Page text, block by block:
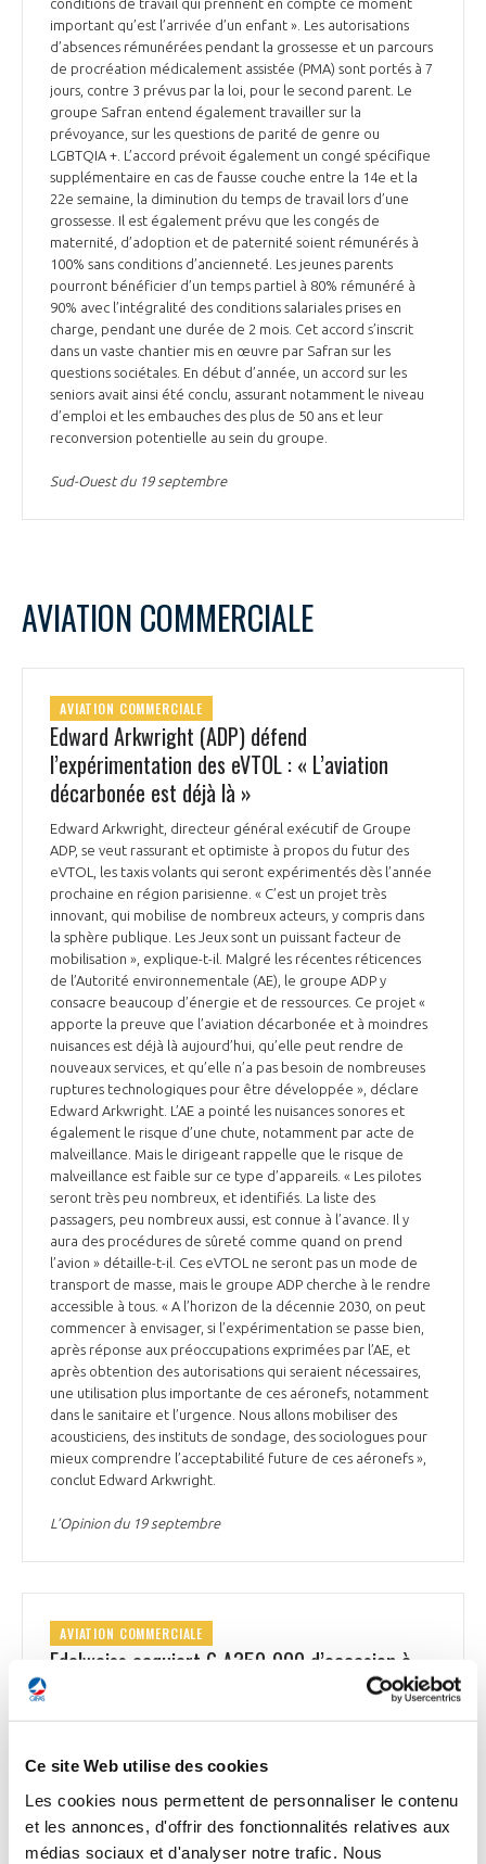
Ce site Web utilise des cookies
Les cookies nous permettent de personnaliser le contenu
et les annonces, d'offrir des fonctionnalités relatives aux
médias sociaux et d'analyser notre trafic. Nous
conditions de travail qui prennent en compte ce moment
important qu’est l’arrivée d’un enfant ». Les autorisations
d’absences rémunérées pendant la grossesse et un parcours
de procréation médicalement assistée (PMA) sont portés à 7
jours, contre 3 prévus par la loi, pour le second parent. Le
groupe Safran entend également travailler sur la
prévoyance, sur les questions de parité de genre ou
LGBTQIA +. L’accord prévoit également un congé spécifique
supplémentaire en cas de fausse couche entre la 14e et la
22e semaine, la diminution du temps de travail lors d’une
grossesse. Il est également prévu que les congés de
maternité, d’adoption et de paternité soient rémunérés à
100% sans conditions d’ancienneté. Les jeunes parents
pourront bénéficier d’un temps partiel à 80% rémunéré à
90% avec l’intégralité des conditions salariales prises en
charge, pendant une durée de 2 mois. Cet accord s’inscrit
dans un vaste chantier mis en œuvre par Safran sur les
questions sociétales. En début d’année, un accord sur les
seniors avait ainsi été conclu, assurant notamment le niveau
d’emploi et les embauches des plus de 50 ans et leur
reconversion potentielle au sein du groupe.
Sud-Ouest du 19 septembre
AVIATION COMMERCIALE
AVIATION COMMERCIALE
Edward Arkwright (ADP) défend
l’expérimentation des eVTOL : « L’aviation
décarbonée est déjà là »
Edward Arkwright, directeur général exécutif de Groupe
ADP, se veut rassurant et optimiste à propos du futur des
eVTOL, les taxis volants qui seront expérimentés dès l’année
prochaine en région parisienne. « C’est un projet très
innovant, qui mobilise de nombreux acteurs, y compris dans
la sphère publique. Les Jeux sont un puissant facteur de
mobilisation », explique-t-il. Malgré les récentes réticences
de l’Autorité environnementale (AE), le groupe ADP y
consacre beaucoup d’énergie et de ressources. Ce projet «
apporte la preuve que l’aviation décarbonée et à moindres
nuisances est déjà là aujourd’hui, qu’elle peut rendre de
nouveaux services, et qu’elle n’a pas besoin de nombreuses
ruptures technologiques pour être développée », déclare
Edward Arkwright. L’AE a pointé les nuisances sonores et
également le risque d’une chute, notamment par acte de
malveillance. Mais le dirigeant rappelle que le risque de
malveillance est faible sur ce type d’appareils. « Les pilotes
seront très peu nombreux, et identifiés. La liste des
passagers, peu nombreux aussi, est connue à l’avance. Il y
aura des procédures de sûreté comme quand on prend
l’avion » détaille-t-il. Ces eVTOL ne seront pas un mode de
transport de masse, mais le groupe ADP cherche à le rendre
accessible à tous. « A l’horizon de la décennie 2030, on peut
commencer à envisager, si l’expérimentation se passe bien,
après réponse aux préoccupations exprimées par l’AE, et
après obtention des autorisations qui seraient nécessaires,
une utilisation plus importante de ces aéronefs, notamment
dans le sanitaire et l’urgence. Nous allons mobiliser des
acousticiens, des instituts de sondage, des sociologues pour
mieux comprendre l’acceptabilité future de ces aéronefs »,
conclut Edward Arkwright.
L’Opinion du 19 septembre
AVIATION COMMERCIALE
Edelweiss acquiert 6 A350-900 d’occasion à
Edelweiss, filiale de Swiss International Air Lines, a acquis 6
actuellement en service dans sa flotte. Opérés auparavant
configuration de 339 sièges, les long-courriers A350-900
seront livrés de manière échelonnée à partir de l’été 2025.
Edelweiss a également indiqué vouloir investir dans le